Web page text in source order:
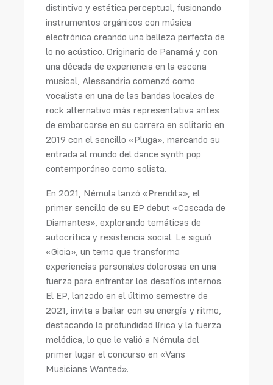
distintivo y estética perceptual, fusionando
instrumentos orgánicos con música
electrónica creando una belleza perfecta de
lo no acústico. Originario de Panamá y con
una década de experiencia en la escena
musical, Alessandria comenzó como
vocalista en una de las bandas locales de
rock alternativo más representativa antes
de embarcarse en su carrera en solitario en
2019 con el sencillo «Pluga», marcando su
entrada al mundo del dance synth pop
contemporáneo como solista.
En 2021, Némula lanzó «Prendita», el
primer sencillo de su EP debut «Cascada de
Diamantes», explorando temáticas de
autocrítica y resistencia social. Le siguió
«Gioia», un tema que transforma
experiencias personales dolorosas en una
fuerza para enfrentar los desafíos internos.
El EP, lanzado en el último semestre de
2021, invita a bailar con su energía y ritmo,
destacando la profundidad lírica y la fuerza
melódica, lo que le valió a Némula del
primer lugar el concurso en «Vans
Musicians Wanted».